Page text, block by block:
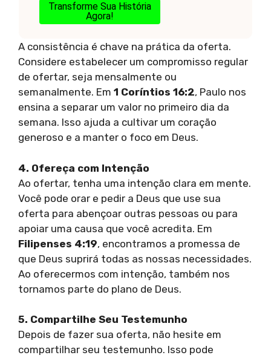
Transforme Sua História
Agora!
A consistência é chave na prática da oferta.
Considere estabelecer um compromisso regular
de ofertar, seja mensalmente ou
semanalmente. Em 1 Coríntios 16:2, Paulo nos
ensina a separar um valor no primeiro dia da
semana. Isso ajuda a cultivar um coração
generoso e a manter o foco em Deus.
4. Ofereça com Intenção
Ao ofertar, tenha uma intenção clara em mente.
Você pode orar e pedir a Deus que use sua
oferta para abençoar outras pessoas ou para
apoiar uma causa que você acredita. Em
Filipenses 4:19, encontramos a promessa de
que Deus suprirá todas as nossas necessidades.
Ao oferecermos com intenção, também nos
tornamos parte do plano de Deus.
5. Compartilhe Seu Testemunho
Depois de fazer sua oferta, não hesite em
compartilhar seu testemunho. Isso pode